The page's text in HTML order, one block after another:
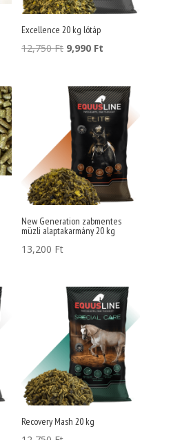
Excellence 20 kg lótáp
12,750Ft Az
12,750 Ft.
9,990 Ft
9,990 Ft.
New Generation zabmentes
müzli alaptakarmány 20 kg
13,200 Ft
Recovery Mash 20 kg